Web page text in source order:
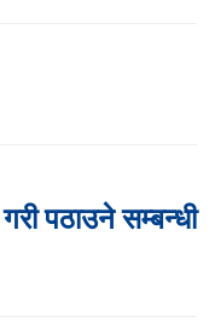
पठाउने सम्बन्धी